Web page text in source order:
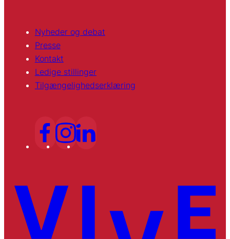
Nyheder og debat
Presse
Kontakt
Ledige stillinger
Tilgængelighedserklæring